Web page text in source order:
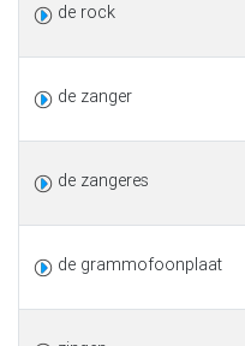
de rock
de zanger
de zangeres
de grammofoonplaat